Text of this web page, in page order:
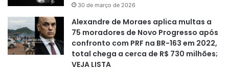
30 de março de 2026
Alexandre de Moraes aplica multas a
75 moradores de Novo Progresso após
confronto com PRF na BR-163 em 2022,
total chega a cerca de R$ 730 milhões;
VEJA LISTA